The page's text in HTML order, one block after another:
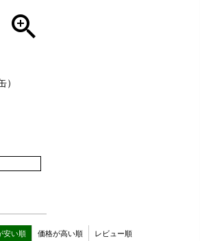
安い順 価格が高い順 レビュー順